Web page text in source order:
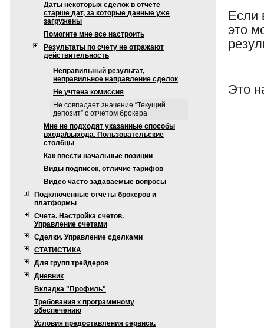
Даты некоторых сделок в отчете
старше дат, за которые данные уже
загружены
Помогите мне все настроить
Результаты по счету не отражают
действительность
Неправильный результат,
неправильное направление сделок
Не учтена комиссия
Не совпадает значение “Текущий
депозит” с отчетом брокера
Мне не подходят указанные способы
входа/выхода. Пользовательские
столбцы
Как ввести начальные позиции
Виды подписок, отличие тарифов
Видео часто задаваемые вопросы
Подключенные отчеты брокеров и
платформы
Счета. Настройка счетов.
Управление счетами
Сделки. Управление сделками
СТАТИСТИКА
Для групп трейдеров
Дневник
Вкладка "Профиль"
Требования к программному
обеспечению
Условия предоставления сервиса.
Если
это
Это